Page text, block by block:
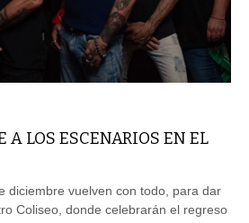
A LOS ESCENARIOS EN EL
diciembre vuelven con todo, para dar
Coliseo, donde celebrarán el regreso